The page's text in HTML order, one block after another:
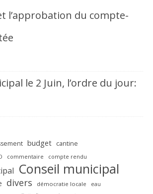
l’approbation du compte-
le 2 Juin, l’ordre du jour:
budget cantine
commentaire compte rendu
Conseil municipal
divers démocratie locale eau